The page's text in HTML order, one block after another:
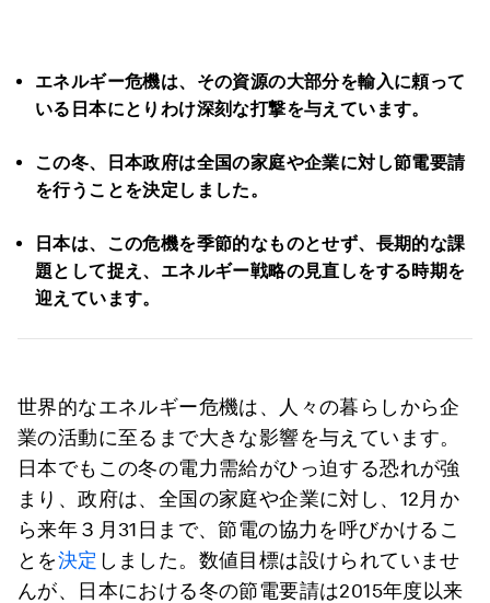
エネルギー危機は、その資源の大部分を輸入に頼って
いる日本にとりわけ深刻な打撃を与えています。
この冬、日本政府は全国の家庭や企業に対し節電要請
を行うことを決定しました。
日本は、この危機を季節的なものとせず、長期的な課
題として捉え、エネルギー戦略の見直しをする時期を
迎えています。
世界的なエネルギー危機は、人々の暮らしから企
業の活動に至るまで大きな影響を与えています。
日本でもこの冬の電力需給がひっ迫する恐れが強
まり、政府は、全国の家庭や企業に対し、12月か
ら来年３月31日まで、節電の協力を呼びかけるこ
とを決定 しました。数値目標は設けられていませ
んが、日本における冬の節電要請は2015年度以来